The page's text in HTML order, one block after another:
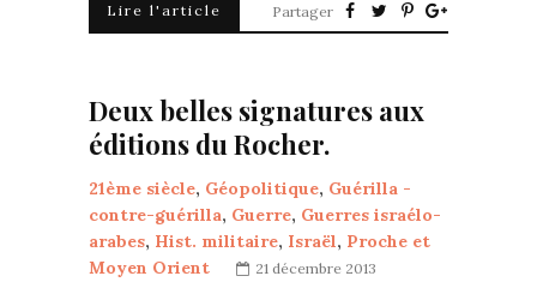
Lire l'article Partager
Deux belles signatures aux
éditions du Rocher.
21ème siècle, Géopolitique, Guérilla -
contre-guérilla, Guerre, Guerres israélo-
arabes, Hist. militaire, Israël, Proche et
Moyen Orient
21 décembre 2013